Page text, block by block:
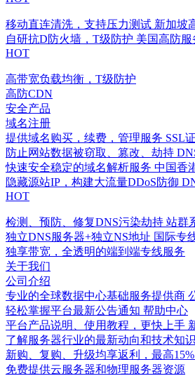
移动直连清洗，支持压力测试 新加坡
自研抗D防火墙，T级防护 美国高防服
HOT
高带宽负载均衡，T级防护
高防CDN
安全产品
域名注册
提供域名购买，续费，管理服务 SSL
防止网站数据被窃取、篡改、劫持
快速安全稳定的域名解析服务 中国香
隐藏源站IP，构建大流量DDoS防御
HOT
检测、预防、修复DNS污染劫持 站群
独立DNS服务器+独立NS地址 国际专
独享带宽，全透明的端到端专线服务
关于我们
公司介绍
专业的全球数据中心基础服务提供商
轻松掌握平台最新公告通知 帮助中心
平台产品说明、使用教程，更快上手
了解服务器行业的最新动向和技术知识
新购、复购、升级均享返利，最高15%
免费提供云服务器和物理服务器资源